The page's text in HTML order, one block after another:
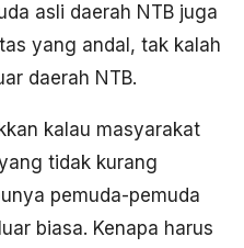
asli daerah NTB juga
yang andal, tak kalah
daerah NTB.
kalau masyarakat
tidak kurang
pemuda-pemuda
biasa. Kenapa harus